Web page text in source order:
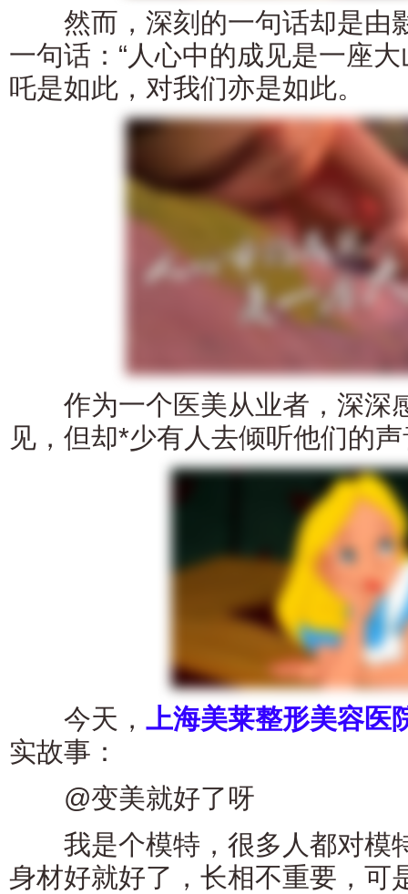
然而，深刻的一句话却是由
一句话：“人心中的成见是一座
吒是如此，对我们亦是如此。
作为一个医美从业者，深深
见，但却*少有人去倾听他们的
今天， 上海美莱整形美容医
实故事：
@变美就好了呀
我是个模特，很多人都对模
身材好就好了，长相不重要，可